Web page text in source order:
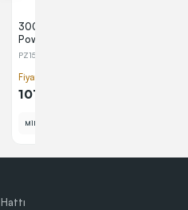
300 ml Termos & 10.000 mAh
Powerbank Kutulu VIP Hediye
Seti
PZ15161
Fiyat Listesi Aralığı
1073.90₺ - 1239.12₺
MİN. SİPARİŞ ADEDİ